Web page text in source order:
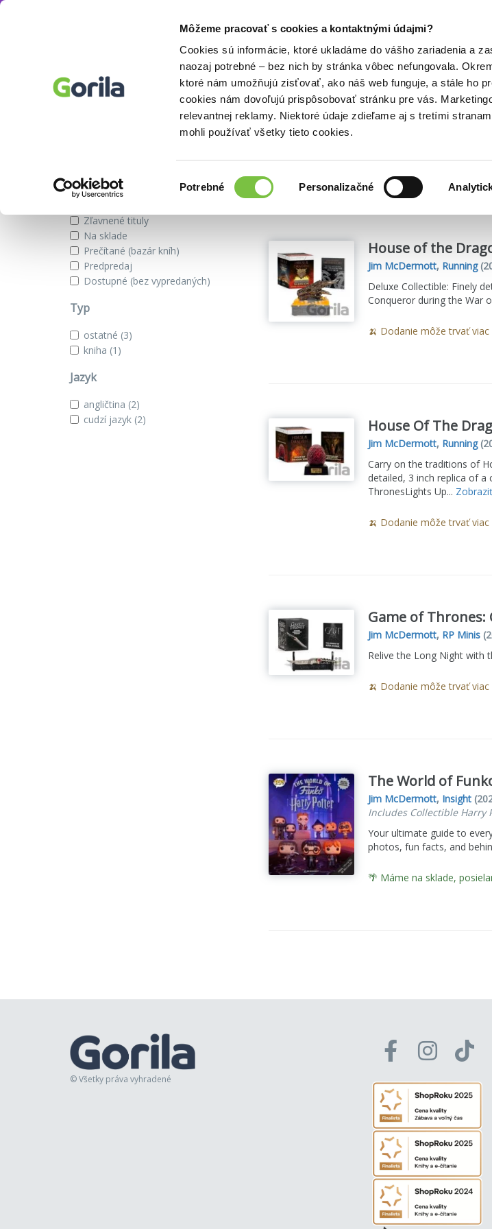
Môžeme pracovať s cookies a kontaktnými údajmi?
Cookies sú informácie, ktoré ukladáme do vášho zariadenia a
naozaj potrebné – bez nich by stránka vôbec nefungovala.
ktoré nám umožňujú zisťovať, ako náš web funguje, a stále ho
cookies nám dovoľujú prispôsobovať stránku pre vás.
relevantnej reklamy. Niektoré údaje zdieľame aj s tretími
mohli používať všetky tieto cookies.
súhlasu
Potrebné Personalizačné
Doplnky
Jim McDermott
Knihy autora Jim McDermott
Zobraziť iba
Zľavnené tituly
Na sklade
Prečítané (bazár kníh)
Predpredaj
Dostupné (bez vypredaných)
Typ
ostatné (3)
kniha (1)
Jazyk
angličtina (2)
cudzí jazyk (2)
Našli sme
House of the
Jim McDermott, Running
Deluxe Collectible: Finely
Conqueror during the War
🍌 Dodanie môže trvať
House Of The
Jim McDermott, Running
Carry on the traditions of
detailed, 3 inch replica of
ThronesLights Up...
🍌 Dodanie môže trvať
Game of Thrones:
Jim McDermott, RP Minis
Relive the Long Night with
🍌 Dodanie môže trvať
The World of
Jim McDermott, Insight
Includes Collectible Harry
Your ultimate guide to
photos, fun facts, and
🌴 Máme na sklade,
© Všetky práva vyhradené